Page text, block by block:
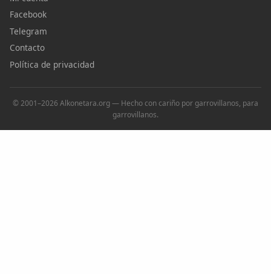
Facebook
Telegram
Contacto
Política de privacidad
© 2001–2026 Alkonetara.org — Hecho con cariño por garrovillanos, para
garrovillanos.